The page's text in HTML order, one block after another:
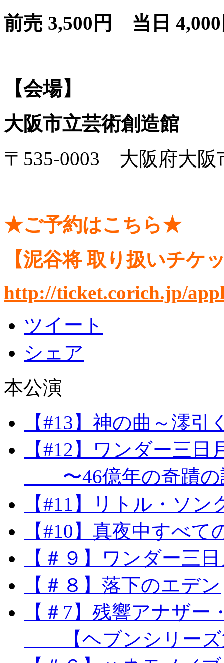
前売 3,500円 当日
【会場】
大阪市立芸術創造館
〒535-0003 大阪府大阪
★ご予約はこちら★
【泥谷将 取り扱いチケ
http://ticket.corich.jp/
ツイート
シェア
本公演
【#13】神の曲～澪引
【#12】ワンダー三日
〜46億年の奇蹟の
【#11】リトル・ソン
【#10】真夜中すべて
【＃９】ワンダー三
【＃８】落下のエデン
【＃7】残響アナザー
【ヘブンシリーズ